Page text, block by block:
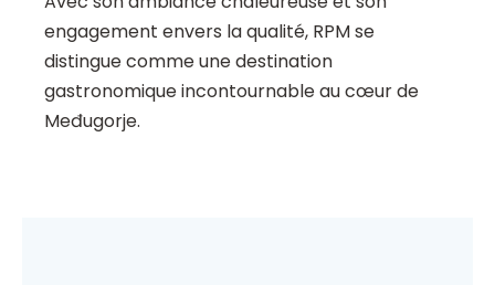
engagement envers la qualité, RPM se
distingue comme une destination
gastronomique incontournable au cœur de
Međugorje.